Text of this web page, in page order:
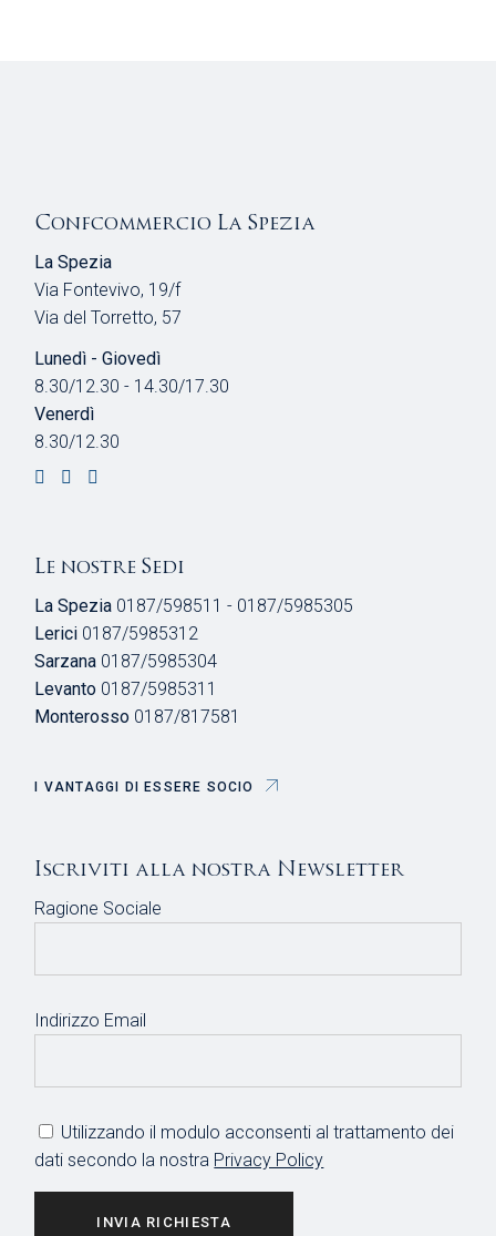
Confcommercio La Spezia
La Spezia
Via Fontevivo, 19/f
Via del Torretto, 57
Lunedì - Giovedì
8.30/12.30 - 14.30/17.30
Venerdì
8.30/12.30
Le nostre Sedi
La Spezia 0187/598511 - 0187/5985305
Lerici 0187/5985312
Sarzana 0187/5985304
Levanto 0187/5985311
Monterosso 0187/817581
I VANTAGGI DI ESSERE SOCIO
Iscriviti alla nostra Newsletter
Ragione Sociale
Indirizzo Email
Utilizzando il modulo acconsenti al trattamento dei
dati secondo la nostra Privacy Policy
INVIA RICHIESTA